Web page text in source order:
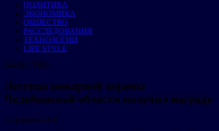
ПОЛИТИКА
ЭКОНОМИКА
ОБЩЕСТВО
РАССЛЕДОВАНИЯ
ТЕХНОЛОГИИ
LIFE STYLE
ОБЩЕСТВО
Легенда пожарной охраны
Челябинской области получил награду
25 февраля 2021